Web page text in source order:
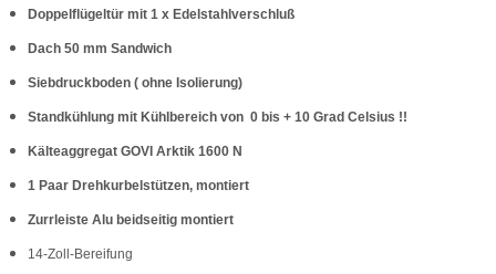
Doppelflügeltür mit 1 x Edelstahlverschluß
Dach 50 mm Sandwich
Siebdruckboden ( ohne Isolierung)
Standkühlung mit Kühlbereich von 0 bis + 10 Grad Celsius !!
Kälteaggregat GOVI Arktik 1600 N
1 Paar Drehkurbelstützen, montiert
Zurrleiste Alu beidseitig montiert
14-Zoll-Bereifung